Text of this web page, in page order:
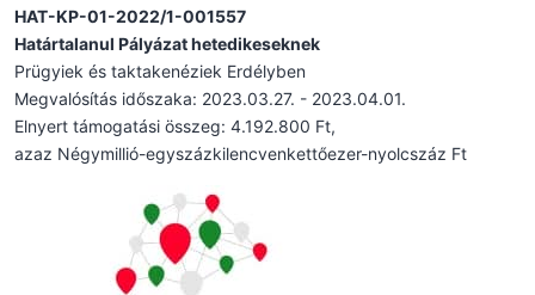
HAT-KP-01-2022/1-001557
Határtalanul Pályázat hetedikeseknek
Prügyiek és taktakenéziek Erdélyben
Megvalósítás időszaka: 2023.03.27. - 2023.04.01.
Elnyert támogatási összeg: 4.192.800 Ft,
azaz Négymillió-egyszázkilencvenkettőezer-nyolcszáz Ft